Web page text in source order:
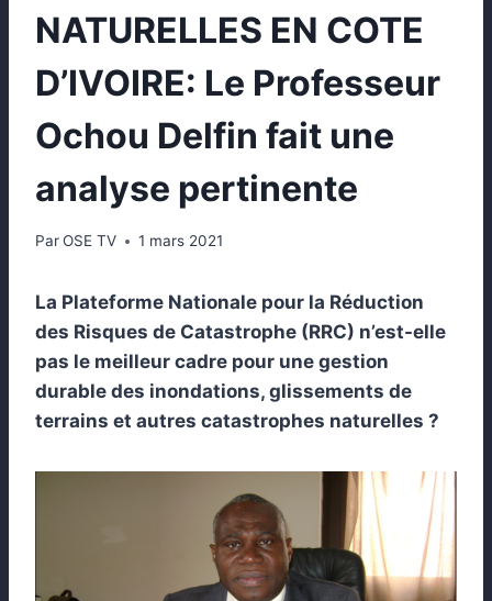
NATURELLES EN COTE
D’IVOIRE: Le Professeur
Ochou Delfin fait une
analyse pertinente
ParOSE TV 1 mars 2021
La Plateforme Nationale pour la Réduction
des Risques de Catastrophe (RRC) n’est-elle
pas le meilleur cadre pour une gestion
durable des inondations, glissements de
terrains et autres catastrophes naturelles ?